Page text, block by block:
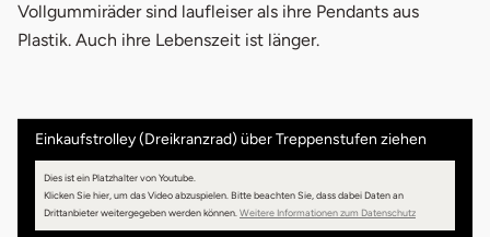
Vollgummiräder sind laufleiser als ihre Pendants aus
Plastik. Auch ihre Lebenszeit ist länger.
Einkaufstrolley (Dreikranzrad) über Treppenstufen ziehen
Dies ist ein Platzhalter von Youtube.
Klicken Sie hier, um das Video abzuspielen.Bitte beachten Sie, dass dabei Daten an
Drittanbieter weitergegeben werden können.Weitere Informationen zum Datenschutzöffnet in neuem